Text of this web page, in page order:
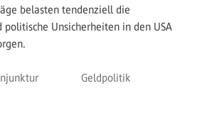
belasten tendenziell die
Unsicherheiten in den USA
Geldpolitik